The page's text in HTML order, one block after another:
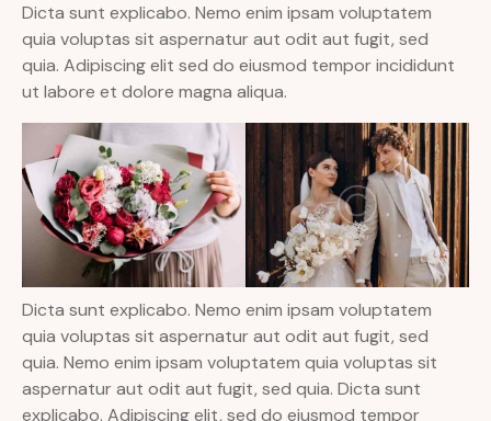
Dicta sunt explicabo. Nemo enim ipsam voluptatem
quia voluptas sit aspernatur aut odit aut fugit, sed
quia. Adipiscing elit sed do eiusmod tempor incididunt
ut labore et dolore magna aliqua.
Dicta sunt explicabo. Nemo enim ipsam voluptatem
quia voluptas sit aspernatur aut odit aut fugit, sed
quia. Nemo enim ipsam voluptatem quia voluptas sit
aspernatur aut odit aut fugit, sed quia. Dicta sunt
explicabo. Adipiscing elit, sed do eiusmod tempor